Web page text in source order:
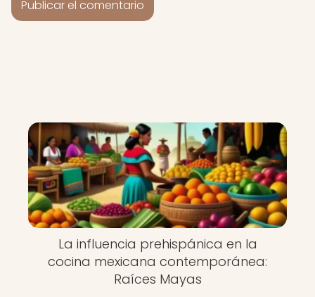
La influencia prehispánica en la
cocina mexicana contemporánea:
Raíces Mayas